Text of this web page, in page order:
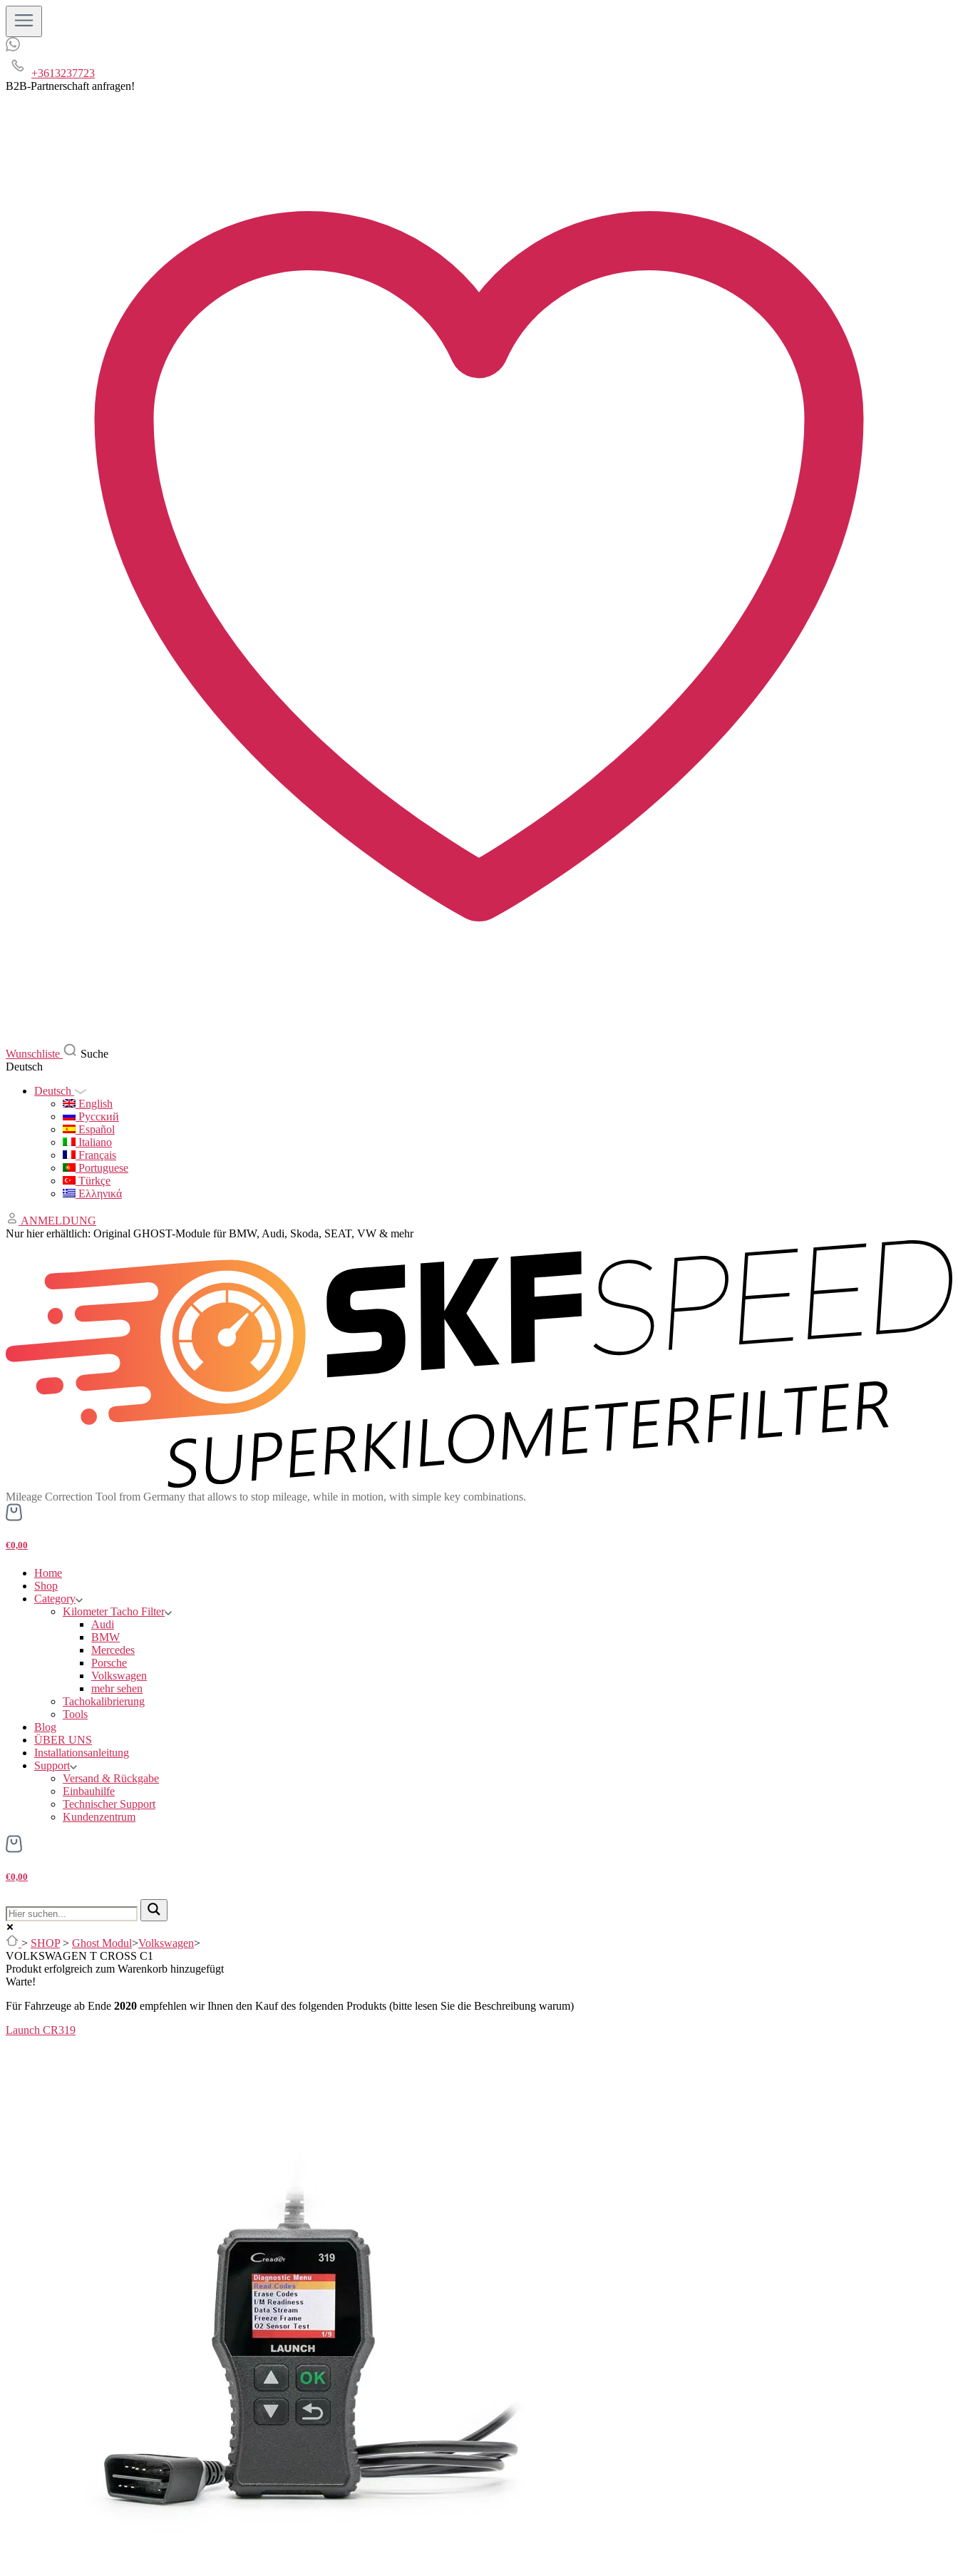
+3613237723
B2B-Partnerschaft anfragen!
Wunschliste
Suche
Deutsch
Deutsch
English
Русский
Español
Italiano
Français
Portuguese
Türkçe
Ελληνικά
ANMELDUNG
Nur hier erhältlich: Original GHOST-Module für BMW, Audi, Skoda, SEAT, VW & mehr
Mileage Correction Tool from Germany that allows to stop mileage, while in motion, with simple key combinations.
€0,00
Home
Shop
Category
Kilometer Tacho Filter
Audi
BMW
Mercedes
Porsche
Volkswagen
mehr sehen
Tachokalibrierung
Tools
Blog
ÜBER UNS
Installationsanleitung
Support
Versand & Rückgabe
Einbauhilfe
Technischer Support
Kundenzentrum
€0,00
> SHOP > Ghost Modul>Volkswagen>
VOLKSWAGEN T CROSS C1
Produkt erfolgreich zum Warenkorb hinzugefügt
Warte!
Für Fahrzeuge ab Ende 2020 empfehlen wir Ihnen den Kauf des folgenden Produkts (bitte lesen Sie die Beschreibung warum)
Launch CR319